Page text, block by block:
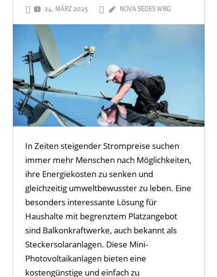
24. MÄRZ 2025 NOVA SEDES WBG
In Zeiten steigender Strompreise suchen
immer mehr Menschen nach Möglichkeiten,
ihre Energiekosten zu senken und
gleichzeitig umweltbewusster zu leben. Eine
besonders interessante Lösung für
Haushalte mit begrenztem Platzangebot
sind Balkonkraftwerke, auch bekannt als
Steckersolaranlagen. Diese Mini-
Photovoltaikanlagen bieten eine
kostengünstige und einfach zu